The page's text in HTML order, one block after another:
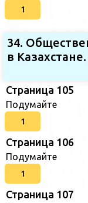
1
34.
в
Страница 105
Подумайте
1
Страница 106
Подумайте
1
Страница 107